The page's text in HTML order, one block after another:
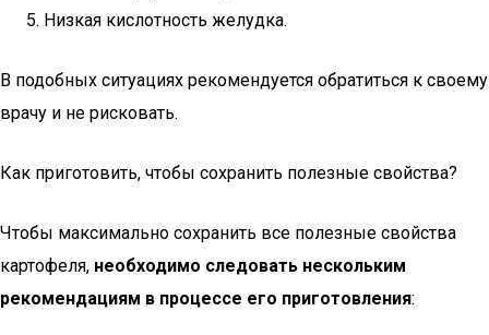
Низкая кислотность желудка.
В подобных ситуациях рекомендуется обратиться к своему
врачу и не рисковать.
Как приготовить, чтобы сохранить полезные свойства?
Чтобы максимально сохранить все полезные свойства
картофеля, необходимо следовать нескольким
рекомендациям в процессе его приготовления: